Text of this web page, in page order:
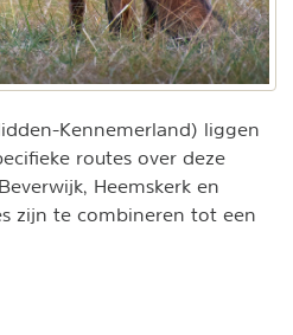
Kennemerland) liggen
routes over deze
Heemskerk en
zijn te combineren tot een